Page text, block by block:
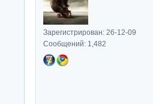
Зарегистрирован: 26-12-09
Сообщений: 1,482